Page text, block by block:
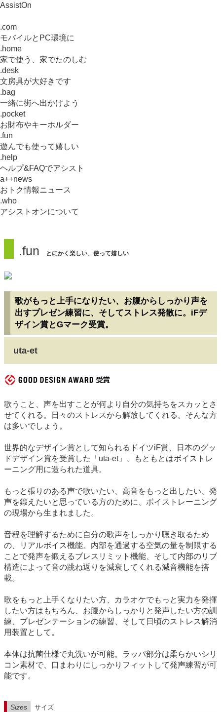
.fun とにかく楽しい、使って嬉しい
歌がもっと上手になりたい、お腹からしっかり声を
出すプレゼン練習に、そしてストレス発散に。iFデ
ザイン賞とGマーク受賞。
uta-et
歌うこと、声を出すことが何より自分の気持ちをスカッとさ
せてくれる。日々のストレスから解放してくれる。そんな方
は多いでしょう。
世界的なデザイン賞として知られるドイツiF賞、日本のグッ
ドデザイン賞を受賞した「uta-et」、もともとはボイストレ
ーニング用に造られた道具。
もっと張りのある声で歌いたい、高音をもっと出したい、発
声を鍛えたいと思っている方のために、ボイストレーニング
の現場から生まれました。
音程を理解するために自分の歌声をしっかり聴き取るため
の、リアルボイス機能。内部を通過する空気の量を制限する
ことで発声を鍛えるブレスリミット機能、そして内部のリブ
構造によって音の跳ね返りを減衰してくれる減音機能を搭
載。
歌をもっと上手くなりたい方、カラオケでもっと実力を発揮
したい方はもちろん、お腹からしっかりと発声したい方の訓
練、プレゼンテーションの練習、そして日頃のストレス解消
用装置として。
本体は抗菌仕様で丸洗いが可能。ラッパ部分は柔らかいシリ
コン素材で、口まわりにしっかりフィットして発声練習が可
能です。
Sizes サイズ
AssistOn
.com
モバイルとPC環境に
.home
家で使う、家でたのしむ
.desk
文房具が大好きです
.bag
一緒に街へ出かけよう
.pocket
お財布やキーホルダー
.fun
遊んでも使って嬉しい
.help
ヘルプ&FAQでアシスト
a++news
おトク情報ニュース
.who
アシストオンについて